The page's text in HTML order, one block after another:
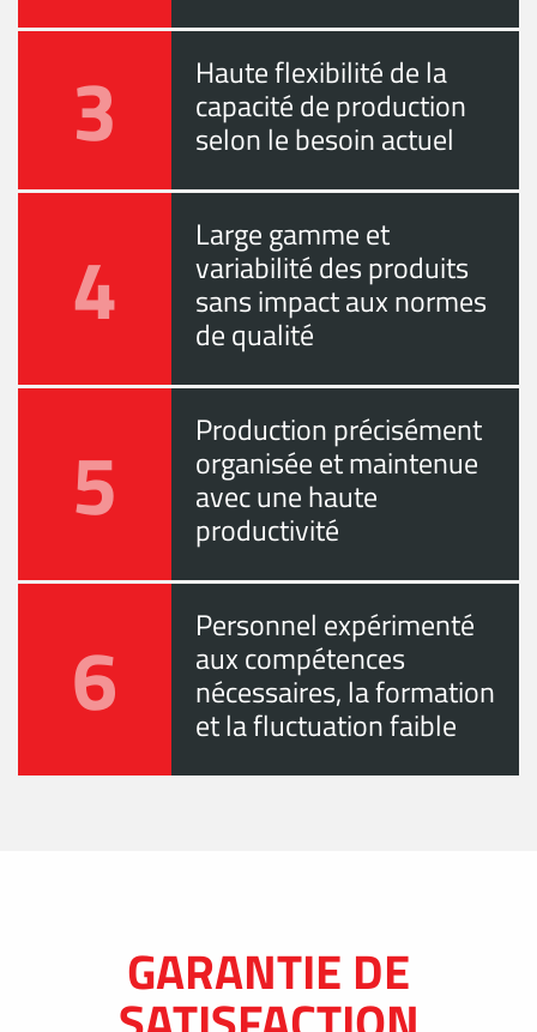
3 Haute flexibilité de la
capacité de production
selon le besoin actuel
4 Large gamme et
variabilité des produits
sans impact aux normes
de qualité
5 Production précisément
organisée et maintenue
avec une haute
productivité
6 Personnel expérimenté
aux compétences
nécessaires, la formation
et la fluctuation faible
GARANTIE DE